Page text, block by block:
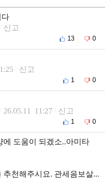
다
신고
13 0
신고
1 0
26.05.11 11:27 신고
1 0
에 도움이 되겠소..아미타
추천해주시요. 관세음보살...